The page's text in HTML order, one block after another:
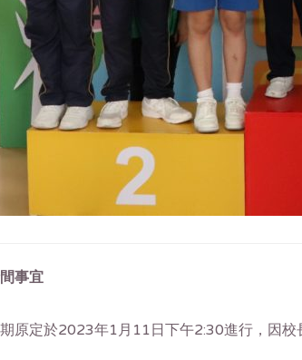
事宜
原定於2023年1月11日下午2:30進行，因